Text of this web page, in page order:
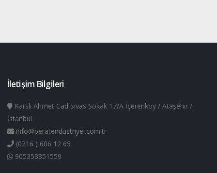
İletişim Bilgileri
Karslı Ahmet Cad Sivas Sokak 17/A İçerenköy / Ataşehir /
İstanbul
info@beratendustriyel.com.tr
(0216 ) 606 12 65
905353351559